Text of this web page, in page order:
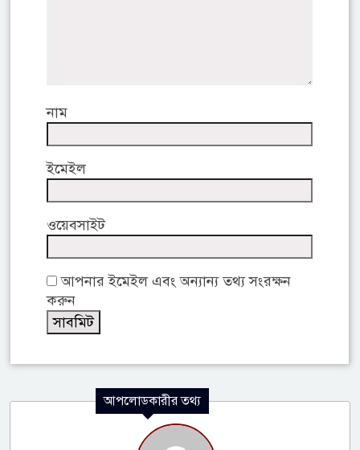
নাম
ইমেইল
ওয়েবসাইট
আপনার ইমেইল এবং অন্যান্য তথ্য সংরক্ষন
করুন
আপলোডকারীর তথ্য